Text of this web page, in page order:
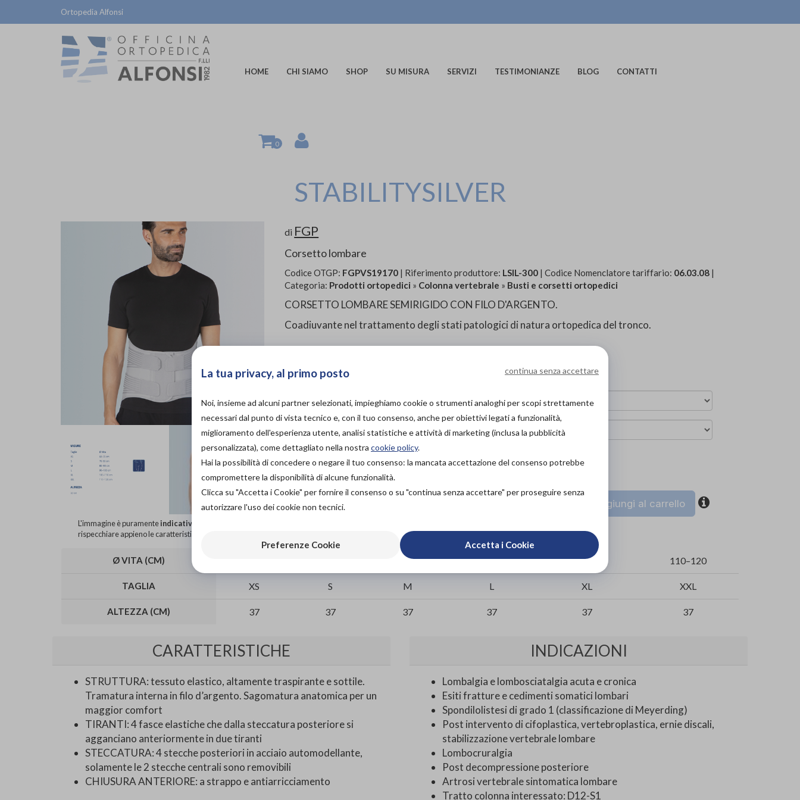
Ortopedia Alfonsi
HOME CHI SIAMO SHOP SU MISURA SERVIZI TESTIMONIANZE BLOG CONTATTI
0
STABILITYSILVER
L'immagine è puramenteindicativa
rispecchiare appieno le caratteristiche del prodotto.
di FGP
Corsetto lombare
Codice OTGP: FGPVS19170 | Riferimento produttore: LSIL-300 | Codice Nomenclatore tariffario: 06.03.08 |
Categoria: Prodotti ortopedici » Colonna vertebrale » Busti e corsetti ortopedici
CORSETTO LOMBARE SEMIRIGIDO CON FILO D'ARGENTO.
Coadiuvante nel trattamento degli stati patologici di natura ortopedica del tronco.
NEGOZIO
DA140,00€
PROVA E NOLEGGIA IN
NEGOZIO
NON DISPONIBILE
ACQUISTA ONLINE
DA140,00€
Organizza prova in negozio
Aggiungi al carrello
Ø VITA (CM) 80–90 90–100 100–110 110–120
TAGLIA XS S M L XL XXL
ALTEZZA (CM) 37 37 37 37 37 37
CARATTERISTICHE
STRUTTURA: tessuto elastico, altamente traspirante e sottile.
Tramatura interna in filo d’argento. Sagomatura anatomica per un
maggior comfort
TIRANTI: 4 fasce elastiche che dalla steccatura posteriore si
agganciano anteriormente in due tiranti
STECCATURA: 4 stecche posteriori in acciaio automodellante,
solamente le 2 stecche centrali sono removibili
CHIUSURA ANTERIORE: a strappo e antiarricciamento
INDICAZIONI
Lombalgia e lombosciatalgia acuta e cronica
Esiti fratture e cedimenti somatici lombari
Spondilolistesi di grado 1 (classificazione di Meyerding)
Post intervento di cifoplastica, vertebroplastica, ernie discali,
stabilizzazione vertebrale lombare
Lombocruralgia
Post decompressione posteriore
Artrosi vertebrale sintomatica lombare
Tratto colonna interessato: D12-S1
La tua privacy, al primo posto continua senza accettare
Noi, insieme ad alcuni partner selezionati, impieghiamo cookie o strumenti analoghi per scopi strettamente
necessari dal punto di vista tecnico e, con il tuo consenso, anche per obiettivi legati a funzionalità,
miglioramento dell'esperienza utente, analisi statistiche e attività di marketing (inclusa la pubblicità
personalizzata), come dettagliato nella nostra cookie policy.
Hai la possibilità di concedere o negare il tuo consenso: la mancata accettazione del consenso potrebbe
compromettere la disponibilità di alcune funzionalità.
Clicca su "Accetta i Cookie" per fornire il consenso o su "continua senza accettare" per proseguire senza
autorizzare l'uso dei cookie non tecnici.
Preferenze Cookie Accetta i Cookie